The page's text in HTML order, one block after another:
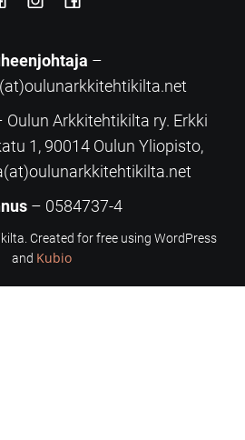
–
Arkkitehtikilta ry. Erkki
1, 90014 Oulun Yliopisto,
– 0584737-4
Created for free using WordPress
and Kubio